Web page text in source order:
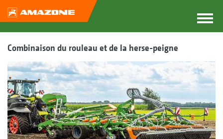
Combinaison du rouleau et de la herse-peigne